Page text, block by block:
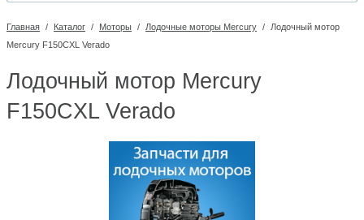
Главная / Каталог / Моторы / Лодочные моторы Mercury /
Лодочный мотор
Mercury F150CXL Verado
Лодочный мотор Mercury
F150CXL Verado